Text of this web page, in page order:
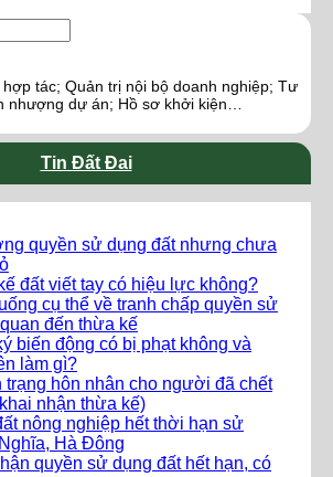
tác; Quản trị nội bộ doanh nghiệp; Tư
nhượng dự án; Hồ sơ khởi kiện…
Tin Đất Đai
quyền sử dụng đất nhưng chưa
đất viết tay có hiệu lực không?
cụ thể về tranh chấp quyền sử
đến thừa kế
biến động có bị phạt không và
làm gì?
trạng hôn nhân cho người đã chết
nhận thừa kế)
nông nghiệp hết thời hạn sử
Hà Đông
quyền sử dụng đất hết hạn, có